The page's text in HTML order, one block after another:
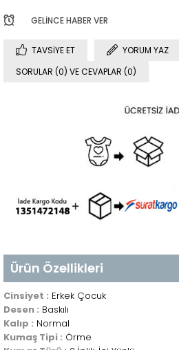
GELINCE HABER VER
TAVSIYE ET
YORUM YAZ
SORULAR (0) VE CEVAPLAR (0)
Ürün Özellikleri
Cinsiyet : Erkek Çocuk
Desen : Baskılı
Kalıp : Normal
Kumaş Tipi : Örme